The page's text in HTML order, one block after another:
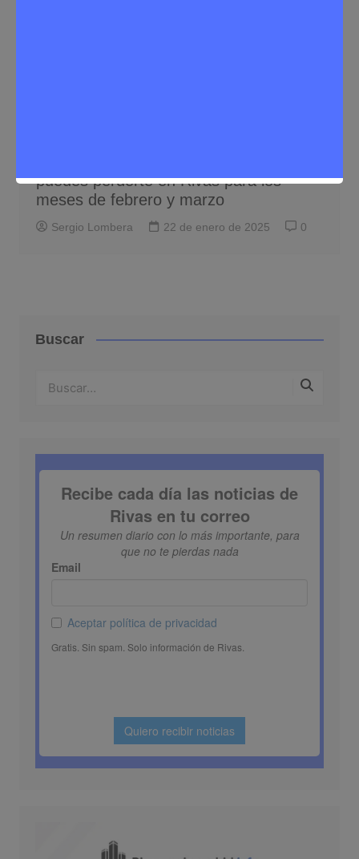
puedes perderte en Rivas para los
meses de febrero y marzo
Sergio Lombera 22 de enero de 2025 0
Buscar